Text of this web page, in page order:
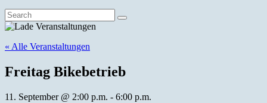
« Alle Veranstaltungen
Freitag Bikebetrieb
11. September @ 2:00 p.m. - 6:00 p.m.